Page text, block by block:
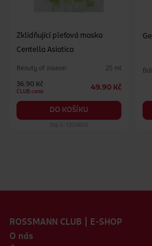
Zklidňující pleťová maska
Centella Asiatica
Beauty of Joseon 25 ml
36.90 Kč
CLUB cena
49.90 Kč
DO KOŠÍKU
Obj. č.: 1205800
ROSSMANN CLUB | E-SHOP
O nás